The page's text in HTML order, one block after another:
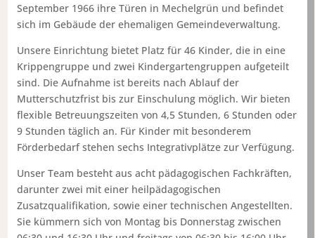
September 1966 ihre Türen in Mechelgrün und befindet
sich im Gebäude der ehemaligen Gemeindeverwaltung.
Unsere Einrichtung bietet Platz für 46 Kinder, die in eine
Krippengruppe und zwei Kindergartengruppen aufgeteilt
sind. Die Aufnahme ist bereits nach Ablauf der
Mutterschutzfrist bis zur Einschulung möglich. Wir bieten
flexible Betreuungszeiten von 4,5 Stunden, 6 Stunden oder
9 Stunden täglich an. Für Kinder mit besonderem
Förderbedarf stehen sechs Integrativplätze zur Verfügung.
Unser Team besteht aus acht pädagogischen Fachkräften,
darunter zwei mit einer heilpädagogischen
Zusatzqualifikation, sowie einer technischen Angestellten.
Sie kümmern sich von Montag bis Donnerstag zwischen